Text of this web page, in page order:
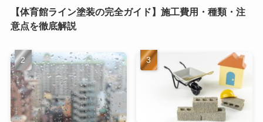
【体育館ライン塗装の完全ガイド】施工費用・種類・注
意点を徹底解説